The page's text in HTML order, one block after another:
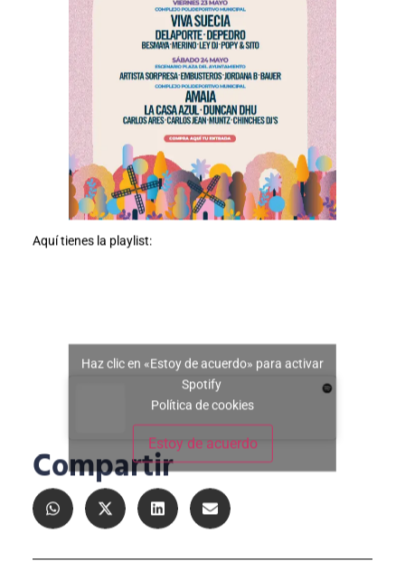
Aquí tienes la playlist:
Haz clic en «Estoy de acuerdo» para activar
Spotify
Política de cookies
Estoy de acuerdo
Compartir